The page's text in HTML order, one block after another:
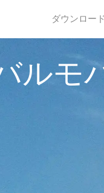
ダウンロード
ルモ